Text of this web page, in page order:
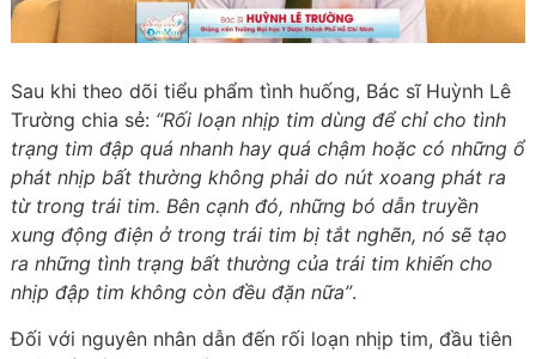
Sau khi theo dõi tiểu phẩm tình huống, Bác sĩ Huỳnh Lê
Trường chia sẻ: “Rối loạn nhịp tim dùng để chỉ cho tình
trạng tim đập quá nhanh hay quá chậm hoặc có những ổ
phát nhịp bất thường không phải do nút xoang phát ra
từ trong trái tim. Bên cạnh đó, những bó dẫn truyền
xung động điện ở trong trái tim bị tắt nghẽn, nó sẽ tạo
ra những tình trạng bất thường của trái tim khiến cho
nhịp đập tim không còn đều đặn nữa”.
Đối với nguyên nhân dẫn đến rối loạn nhịp tim, đầu tiên